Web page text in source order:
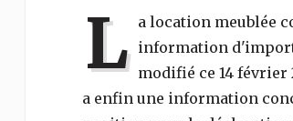
L a location meublée
information
modifié ce 14
a enfin une information